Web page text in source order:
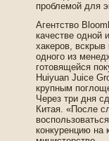
проблемой для
Агентство
качестве­ одной
хакеров, вскрыв
одного из
готовящейся
Huiyuan Juice
крупным
Через три дня
Китая. «После
конкуренцию на